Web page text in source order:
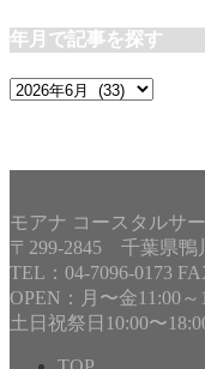
年月で記事を探す
年
を
探
す
モアナ コースタルサ
〒299-2845 千葉県鴨
TEL：04-7096-0173
OPEN：月〜金11:00
土日祝祭日10:00〜